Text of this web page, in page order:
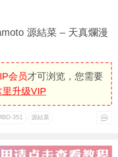
源結菜 – 天真爛漫
会员才可浏览，您需要
里升级VIP
351 源結菜